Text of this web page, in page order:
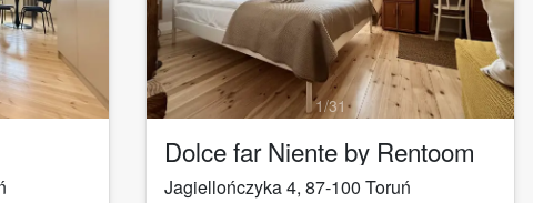
1/31
Dolce far Niente by Rentoom
Jagiellończyka 4,87-100 Toruń